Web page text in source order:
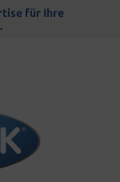
für Ihre